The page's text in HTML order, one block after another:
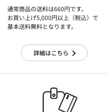
通常商品の送料は660円です。
お買い上げ5,000円以上（税込）で
基本送料無料となります。
詳細はこちら